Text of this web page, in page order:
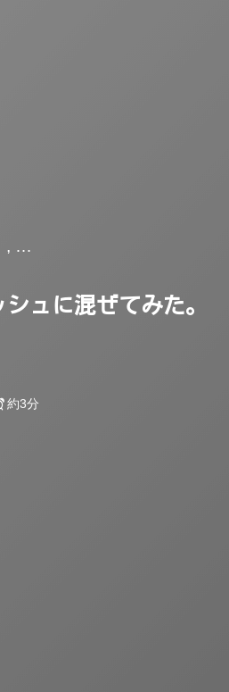
, …
ュに混ぜてみた。
約3分